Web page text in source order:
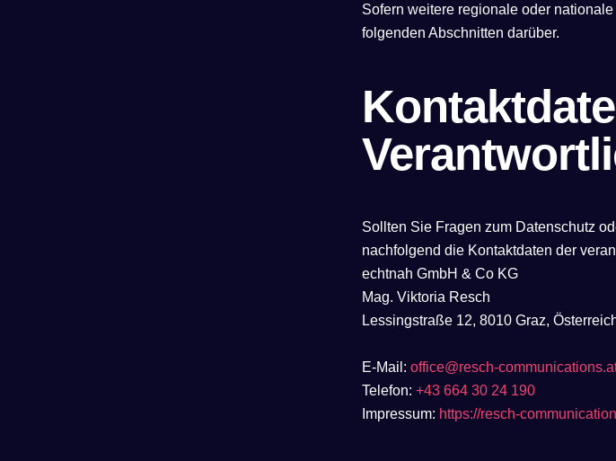
Sofern weitere regionale oder
folgenden Abschnitten darüber.
Sollten Sie Fragen zum Datenschutz
nachfolgend die Kontaktdaten der
echtnah GmbH & Co KG
Mag. Viktoria Resch
Lessingstraße 12, 8010 Graz,
E-Mail:office@resch-
Telefon:+43 664 30 24 190
Impressum: https://resch-